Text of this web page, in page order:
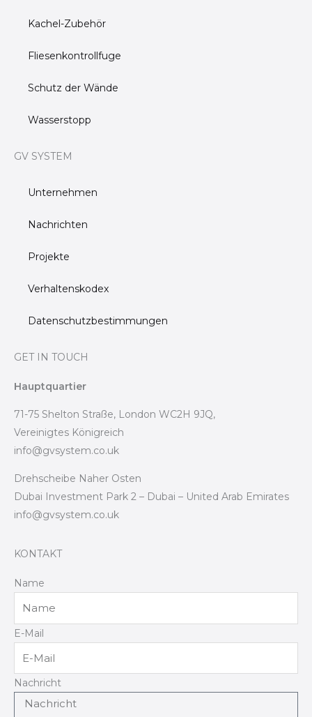
Kachel-Zubehör
Fliesenkontrollfuge
Schutz der Wände
Wasserstopp
GV SYSTEM
Unternehmen
Nachrichten
Projekte
Verhaltenskodex
Datenschutzbestimmungen
GET IN TOUCH
Hauptquartier
71-75 Shelton Straße, London WC2H 9JQ,
Vereinigtes Königreich
info@gvsystem.co.uk
Drehscheibe Naher Osten
Dubai Investment Park 2 – Dubai – United Arab Emirates
info@gvsystem.co.uk
KONTAKT
Name
E-Mail
Nachricht
m